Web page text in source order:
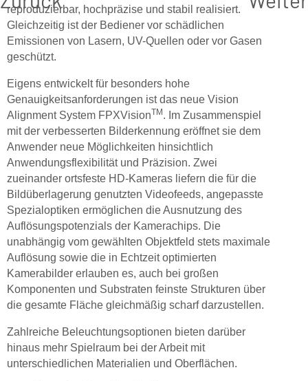
reproduzierbar, hochpräzise und stabil realisiert.
Gleichzeitig ist der Bediener vor schädlichen
Emissionen von Lasern, UV-Quellen oder vor Gasen
geschützt.
Eigens entwickelt für besonders hohe
Genauigkeitsanforderungen ist das neue Vision
Alignment System FPXVisionTM. Im Zusammenspiel
mit der verbesserten Bilderkennung eröffnet sie dem
Anwender neue Möglichkeiten hinsichtlich
Anwendungsflexibilität und Präzision. Zwei
zueinander ortsfeste HD-Kameras liefern die für die
Bildüberlagerung genutzten Videofeeds, angepasste
Spezialoptiken ermöglichen die Ausnutzung des
Auflösungspotenzials der Kamerachips. Die
unabhängig vom gewählten Objektfeld stets maximale
Auflösung sowie die in Echtzeit optimierten
Kamerabilder erlauben es, auch bei großen
Komponenten und Substraten feinste Strukturen über
die gesamte Fläche gleichmäßig scharf darzustellen.
Zahlreiche Beleuchtungsoptionen bieten darüber
hinaus mehr Spielraum bei der Arbeit mit
unterschiedlichen Materialien und Oberflächen.